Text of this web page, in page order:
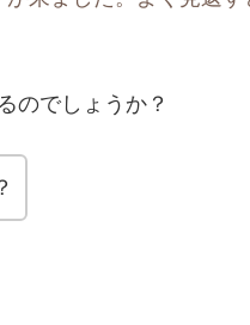
のでしょうか？